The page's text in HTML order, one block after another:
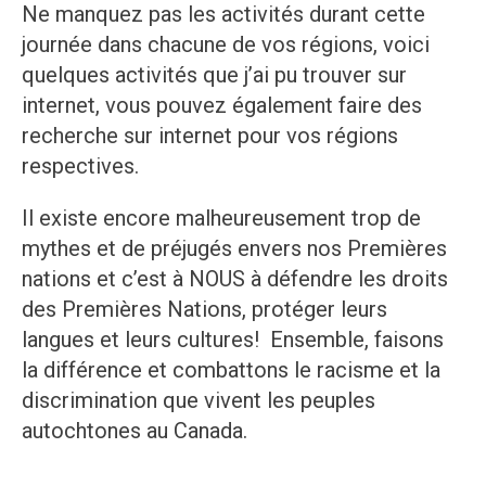
Ne manquez pas les activités durant cette
journée dans chacune de vos régions, voici
quelques activités que j’ai pu trouver sur
internet, vous pouvez également faire des
recherche sur internet pour vos régions
respectives.
Il existe encore malheureusement trop de
mythes et de préjugés envers nos Premières
nations et c’est à NOUS à défendre les droits
des Premières Nations, protéger leurs
langues et leurs cultures! Ensemble, faisons
la différence et combattons le racisme et la
discrimination que vivent les peuples
autochtones au Canada.